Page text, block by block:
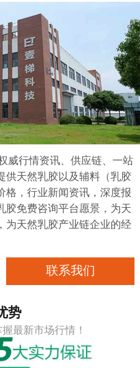
威行情资讯、供应链、一站
供天然乳胶以及辅料（乳胶
格，行业新闻资讯，深度报
胶免费咨询平台愿景，为天
为天然乳胶产业链企业的经
联系我们
势
最新市场行情！